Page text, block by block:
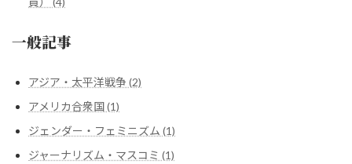
一般記事
アジア・太平洋戦争 (2)
アメリカ合衆国 (1)
ジェンダー・フェミニズム (1)
ジャーナリズム・マスコミ (1)